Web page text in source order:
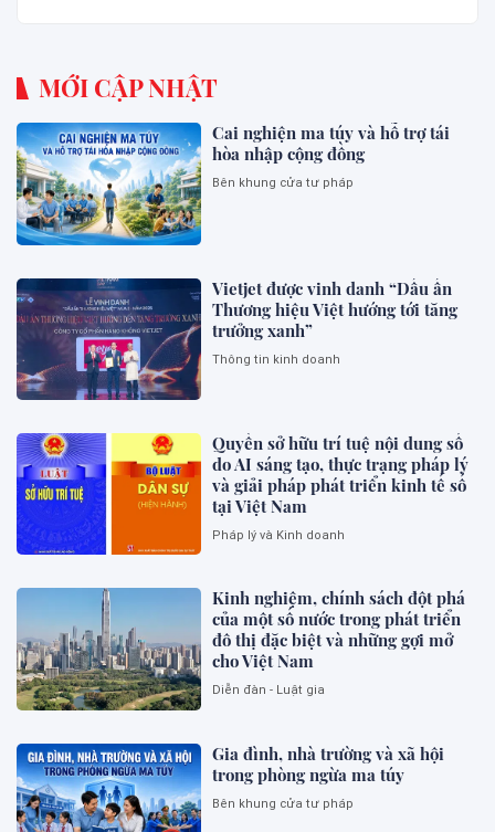
MỚI CẬP NHẬT
Cai nghiện ma túy và hỗ trợ tái
hòa nhập cộng đồng
Bên khung cửa tư pháp
Vietjet được vinh danh “Dấu ấn
Thương hiệu Việt hướng tới tăng
trưởng xanh”
Thông tin kinh doanh
Quyền sở hữu trí tuệ nội dung số
do AI sáng tạo, thực trạng pháp lý
và giải pháp phát triển kinh tế số
tại Việt Nam
Pháp lý và Kinh doanh
Kinh nghiệm, chính sách đột phá
của một số nước trong phát triển
đô thị đặc biệt và những gợi mở
cho Việt Nam
Diễn đàn - Luật gia
Gia đình, nhà trường và xã hội
trong phòng ngừa ma túy
Bên khung cửa tư pháp